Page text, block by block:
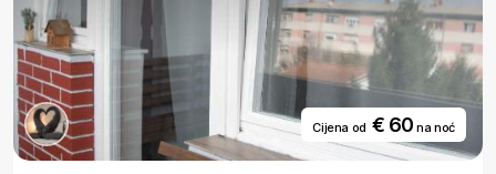
Cijena od € 60na noć